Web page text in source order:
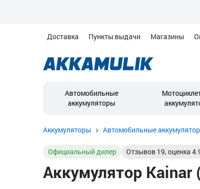
Доставка Пункты выдачи Магазины
Автомобильные
аккумуляторы
Аккумуляторы Автомобильные
Официальный дилер Отзывов 19, оценка
Аккумулятор Kainar